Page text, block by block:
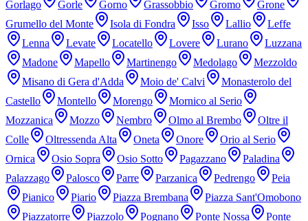
Gorlago
Gorle Gorno Grassobbio Gromo
Grone
Grumello del Monte
Isola di Fondra Isso Lallio
Leffe
Lenna
Levate Locatello Lovere Lurano
Luzzana
Madone
Mapello Martinengo Medolago
Mezzoldo
Misano di Gera d'Adda
Moio de' Calvi
Monasterolo del
Castello
Montello Morengo
Mornico al Serio
Mozzanica
Mozzo Nembro Olmo al Brembo
Oltre il
Colle
Oltressenda Alta Oneta Onore
Orio al Serio
Ornica
Osio Sopra Osio Sotto Pagazzano
Paladina
Palazzago
Palosco Parre Parzanica Pedrengo
Peia
Pianico
Piario Piazza Brembana
Piazza Sant'Omobono
Piazzatorre
Piazzolo Pognano Ponte Nossa
Ponte